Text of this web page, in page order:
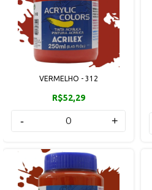
VERMELHO - 312
R$52,29
- +